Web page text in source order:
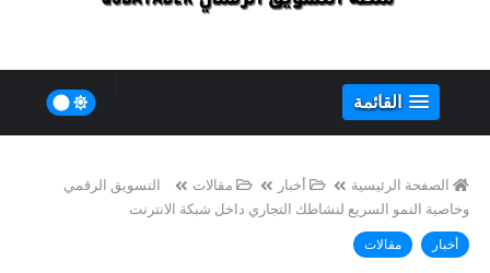
القائمة
الصفحة الرئيسية أخبار مقالات
التسويق الرقمي
وخاصية النمو السريع لنشاطك التجاري داخل شبكة الانترنت
أخبار مقالات